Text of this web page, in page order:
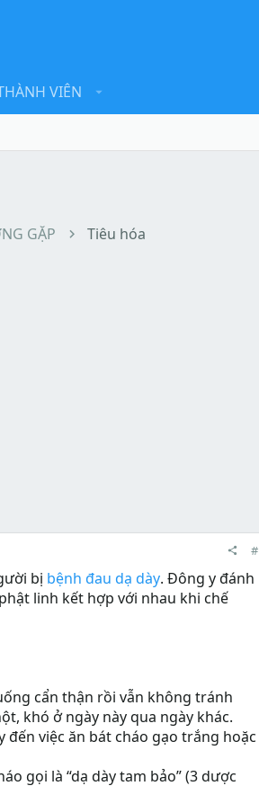
VIÊN
GẶP Tiêu hóa
bị bệnh đau dạ dày. Đông y đánh
linh kết hợp với nhau khi chế
cẩn thận rồi vẫn không tránh
khó ở ngày này qua ngày khác.
việc ăn bát cháo gạo trắng hoặc
gọi là “dạ dày tam bảo” (3 dược